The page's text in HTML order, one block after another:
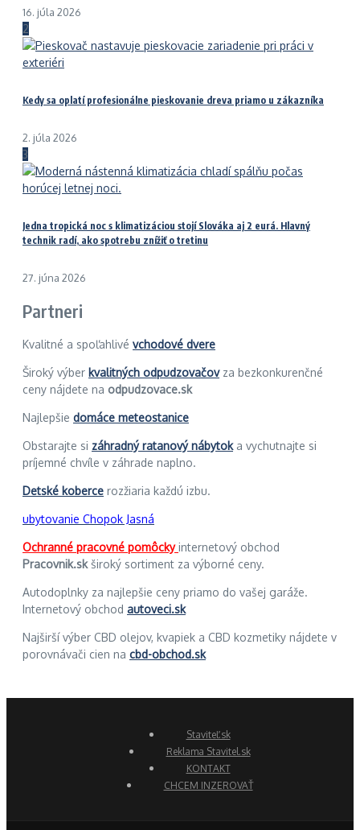
16. júla 2026
2
Kedy sa oplatí profesionálne pieskovanie dreva priamo u zákazníka
2. júla 2026
3
Jedna tropická noc s klimatizáciou stojí Slováka aj 2 eurá. Hlavný
technik radí, ako spotrebu znížiť o tretinu
27. júna 2026
Partneri
Kvalitné a spoľahlivé vchodové dvere
Široký výber kvalitných odpudzovačovza bezkonkurenčné
ceny nájdete na odpudzovace.sk
Najlepšie domáce meteostanice
Obstarajte si záhradný ratanový nábytoka vychutnajte si
príjemné chvíle v záhrade naplno.
Detské koberce rozžiaria každú izbu.
ubytovanie Chopok Jasná
Ochranné pracovné pomôckyinternetový obchod
Pracovnik.skširoký sortiment za výborné ceny.
Autodoplnky za najlepšie ceny priamo do vašej garáže.
Internetový obchod autoveci.sk
Najširší výber CBD olejov, kvapiek a CBD kozmetiky nájdete v
porovnávači cien na cbd-obchod.sk
Staviteľ.sk
Reklama Stavitel.sk
KONTAKT
CHCEM INZEROVAŤ